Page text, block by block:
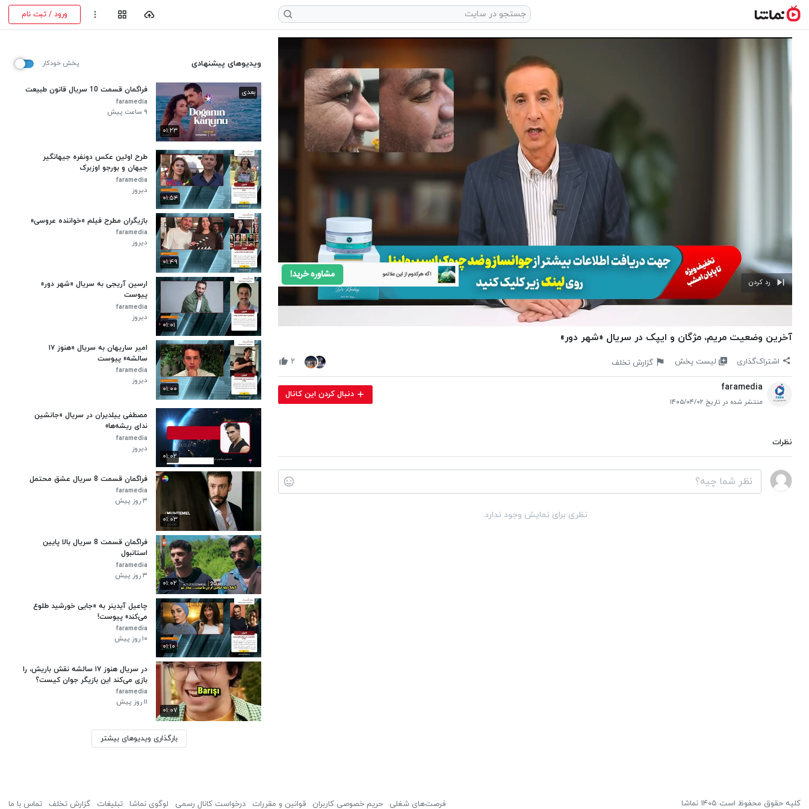
ورود / ثبت نام
رد کردن
آخرین وضعیت مریم، مژگان و ایپک در سریال «شهر دور»
اشتراک‌گذاری لیست پخش گزارش تخلف ۲
faramedia
منتشر شده در تاریخ ۱۴۰۵/۰۴/۰۲
دنبال کردن این کانال
نظرات
نظری برای نمایش وجود ندارد.
ویدیوهای پیشنهادی پخش خودکار
۰۱:۲۳
بعدی فراگمان قسمت 10 سریال قانون طبیعت
faramedia
۹ ساعت پیش
۰۱:۵۴
طرح اولین عکس دونفره جیهانگیر
جیهان و بورجو اوزبرک
faramedia
دیروز
۰۱:۴۹
بازیگران مطرح فیلم «خواننده عروسی»
faramedia
دیروز
۰۱:۰۱
ارسین آریجی به سریال «شهر دور»
پیوست
faramedia
دیروز
۰۱:۰۰
امیر ساریهان به سریال «هنوز ۱۷
سالشه» پیوست
faramedia
دیروز
۰۱:۰۲
مصطفی ییلدیران در سریال «جانشین
ندای ریشه‌ها»
faramedia
دیروز
۰۱:۰۳
فراگمان قسمت 8 سریال عشق محتمل
faramedia
۳ روز پیش
۰۱:۰۲
فراگمان قسمت 8 سریال بالا پایین
استانبول
faramedia
۳ روز پیش
۰۱:۱۰
چاعیل آیدینر به «جایی خورشید طلوع
می‌کند» پیوست!
faramedia
۱۰ روز پیش
۰۱:۰۷
در سریال هنوز ۱۷ سالشه نقش باریش، را
بازی می‌کند این بازیگر جوان کیست؟
faramedia
۱۱ روز پیش
بارگذاری ویدیوهای بیشتر
کلیه حقوق محفوظ است ۱۴۰۵ نماشا فرصت‌های شغلی حریم خصوصی کاربران قوانین و مقررات درخواست کانال رسمی لوگوی نماشا تبلیغات گزارش تخلف تماس با ما